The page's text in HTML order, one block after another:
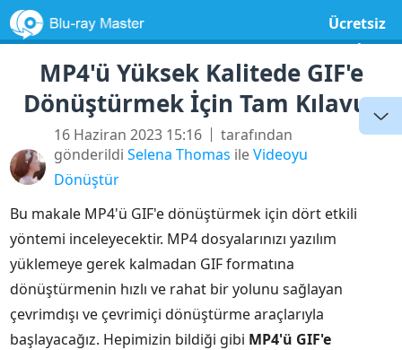
Ücretsiz
yazılım
MP4'ü Yüksek Kalitede GIF'e
Dönüştürmek İçin Tam Kılavuz
16 Haziran 2023 15:16
tarafından
gönderildiSelena Thomas ileVideoyu
Dönüştür
Bu makale MP4'ü GIF'e dönüştürmek için dört etkili
yöntemi inceleyecektir. MP4 dosyalarınızı yazılım
yüklemeye gerek kalmadan GIF formatına
dönüştürmenin hızlı ve rahat bir yolunu sağlayan
çevrimdışı ve çevrimiçi dönüştürme araçlarıyla
başlayacağız. Hepimizin bildiği gibi MP4'ü GIF'e